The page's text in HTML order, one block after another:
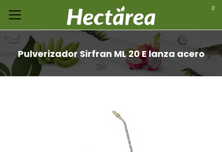
0
Pulverizador Sirfran ML 20 E lanza acero